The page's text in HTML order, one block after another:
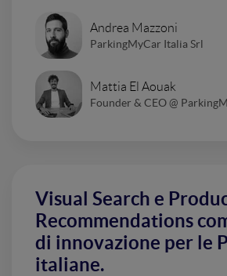
Andrea Mazzoni
ParkingMyCar Italia Srl
Mattia El Aouak
Founder & CEO @
Visual Search e
Recommendations
di innovazione per le
italiane.